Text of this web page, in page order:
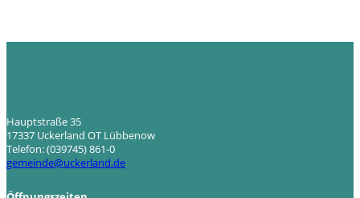
Hauptstraße 35
17337 Uckerland OT Lübbenow
Telefon: (039745) 861-0
gemeinde@uckerland.de